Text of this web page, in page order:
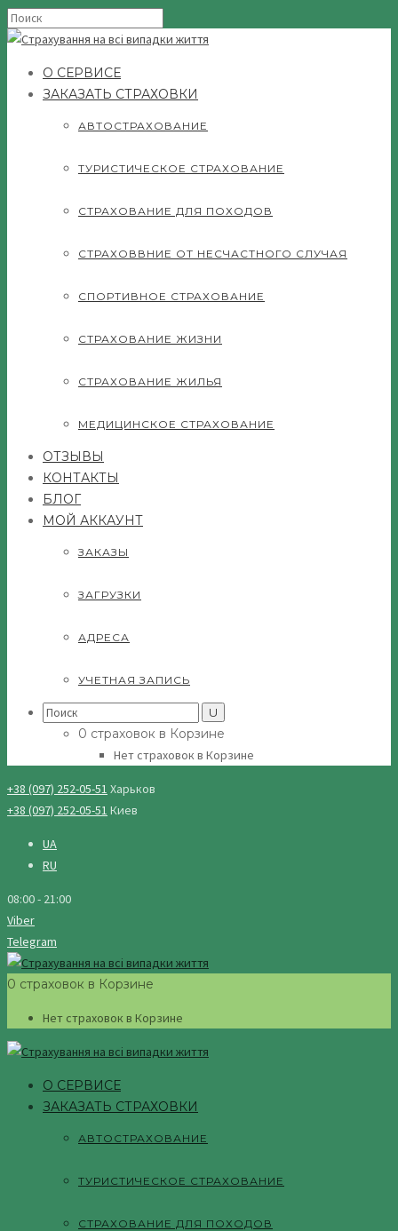
О СЕРВИСЕ
ЗАКАЗАТЬ СТРАХОВКИ
АВТОСТРАХОВАНИЕ
ТУРИСТИЧЕСКОЕ СТРАХОВАНИЕ
СТРАХОВАНИЕ ДЛЯ ПОХОДОВ
СТРАХОВВНИЕ ОТ НЕСЧАСТНОГО СЛУЧАЯ
СПОРТИВНОЕ СТРАХОВАНИЕ
СТРАХОВАНИЕ ЖИЗНИ
СТРАХОВАНИЕ ЖИЛЬЯ
МЕДИЦИНСКОЕ СТРАХОВАНИЕ
ОТЗЫВЫ
КОНТАКТЫ
БЛОГ
МОЙ АККАУНТ
ЗАКАЗЫ
ЗАГРУЗКИ
АДРЕСА
УЧЕТНАЯ ЗАПИСЬ
Search
0 страховок в Корзине
Нет страховок в Корзине
+38 (097) 252-05-51 Харьков
+38 (097) 252-05-51 Киев
UA
RU
08:00 - 21:00
Viber
Telegram
0 страховок в Корзине
Нет страховок в Корзине
О СЕРВИСЕ
ЗАКАЗАТЬ СТРАХОВКИ
АВТОСТРАХОВАНИЕ
ТУРИСТИЧЕСКОЕ СТРАХОВАНИЕ
СТРАХОВАНИЕ ДЛЯ ПОХОДОВ